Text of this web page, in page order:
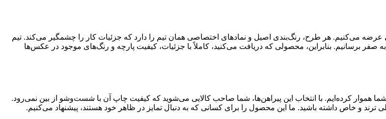
عرضه می‌کنیم. هر طرح، رنگ‌بندی اصیل و نمادهای اختصاصی همان تیم را دارد که جزئیات کار را چشمگیر می‌کند. تیم
صفر برسانیم. بنابراین، محصولی که دریافت می‌کنید، کاملاً با جزئیات، کیفیت پارچه و رنگ‌های موجود در عکس‌ها
هموار کرده‌ایم. با انتخاب این پیراهن‌ها، شما صاحب کالایی می‌شوید که کیفیت چاپ آن با شست‌وشو از بین نمی‌رود.
ترند و خاص داشته باشید. ما این محصول را برای کسانی که به دنبال تمایز در ظاهر خود هستند، پیشنهاد می‌کنیم.